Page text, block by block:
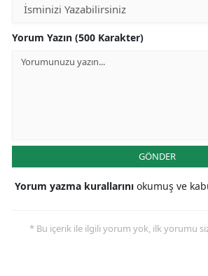
Yorum Yazın (500 Karakter)
GÖNDER
Yorum yazma kurallarını okumuş ve
* Bu içerik ile ilgili yorum yok, ilk yorumu siz